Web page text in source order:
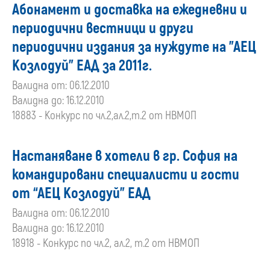
Абонамент и доставка на ежедневни и
периодични вестници и други
периодични издания за нуждуте на "АЕЦ
Козлодуй" ЕАД за 2011г.
Валидна от: 06.12.2010
Валидна до: 16.12.2010
18883 - Конкурс по чл.2,ал.2,т.2 от НВМОП
Настаняване в хотели в гр. София на
командировани специалисти и гости
от “АЕЦ Козлодуй” ЕАД
Валидна от: 06.12.2010
Валидна до: 16.12.2010
18918 - Конкурс по чл.2, ал.2, т.2 от НВМОП